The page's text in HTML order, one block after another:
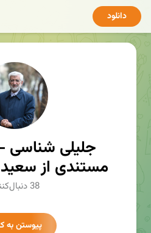
دانلود
جلیلی شناسی
مستندی از
38 دنبال‌کننده
پیوستن به